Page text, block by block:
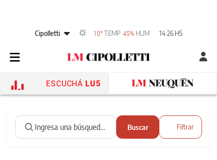
Cipolletti 10° TEMP 45% HUM 14:26 HS
ESCUCHÁ LU5
Buscar Filtrar